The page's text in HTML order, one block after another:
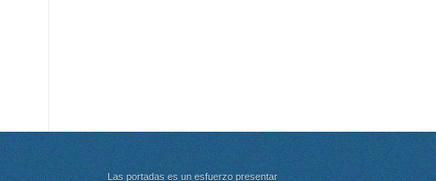
Las portadas es un esfuerzo presentar